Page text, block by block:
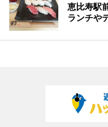
恵比寿駅
ランチや